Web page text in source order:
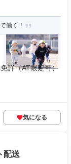
働く！
許（AT限定可）
気になる
配送